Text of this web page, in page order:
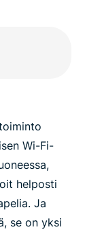
Wi-Fi-
helposti
Ja
se on yksi